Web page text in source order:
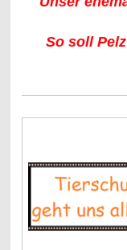
So soll